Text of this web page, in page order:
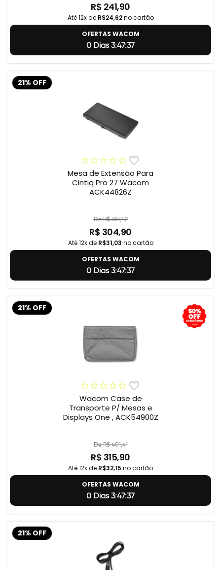
R$ 241,90
Até 12x de R$24,62no cartão
OFERTAS WACOM
0 Dias 3:47:36
21% OFF
Mesa de Extensão Para
Cintiq Pro 27 Wacom
ACK44826Z
De R$ 387,42
R$ 304,90
Até 12x de R$31,03 no cartão
OFERTAS WACOM
0 Dias 3:47:36
21% OFF
Wacom Case de
Transporte P/ Mesas e
Displays One , ACK54900Z
De R$ 401,41
R$ 315,90
Até 12x de R$32,15 no cartão
OFERTAS WACOM
0 Dias 3:47:36
21% OFF